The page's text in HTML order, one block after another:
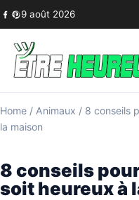
Skip to content
9 août 2026
Home / Animaux / 8 conseils
la maison
8 conseils
soit heureux à